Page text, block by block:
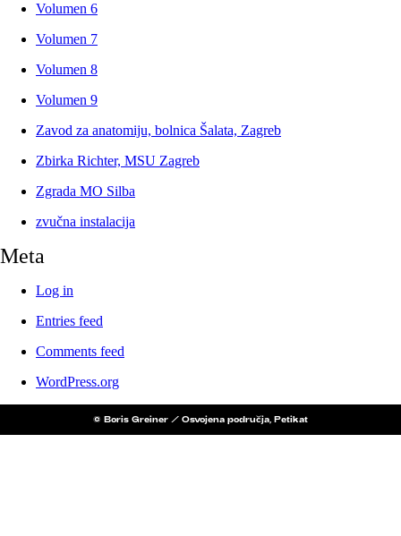
Volumen 6
Volumen 7
Volumen 8
Volumen 9
Zavod za anatomiju, bolnica Šalata, Zagreb
Zbirka Richter, MSU Zagreb
Zgrada MO Silba
zvučna instalacija
Meta
Log in
Entries feed
Comments feed
WordPress.org
© Boris Greiner / Osvojena područja, Petikat